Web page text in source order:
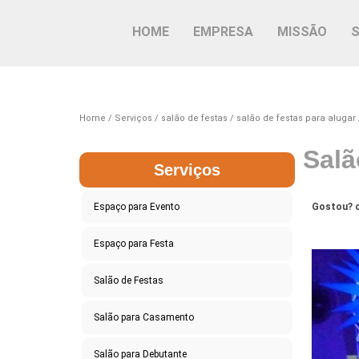
HOME EMPRESA MISSÃO
Home Serviços salão de festas salão de festas para alugar
Serviços
Espaço para Evento
Espaço para Festa
Salão de Festas
Salão para Casamento
Salão para Debutante
Gostou?